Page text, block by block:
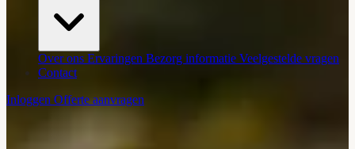
Over ons Ervaringen Bezorg informatie Veelgestelde vragen
Contact
Inloggen Offerte aanvragen